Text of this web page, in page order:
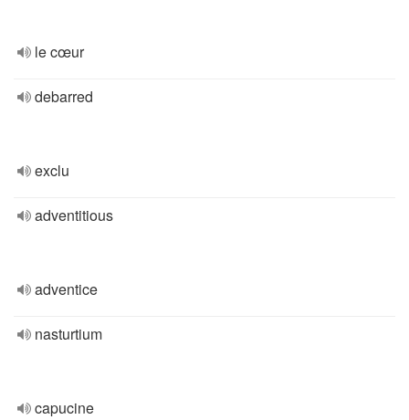
le cœur
debarred
exclu
adventitious
adventice
nasturtium
capucine